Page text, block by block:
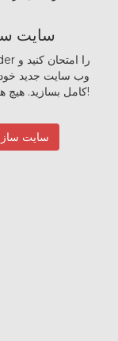
سایت
وب سایت جدید خود
کامل بسازید.هیچ هزینه ای نپردازید تا زمانی که آماده انتشار نیستید!
سایت ساز